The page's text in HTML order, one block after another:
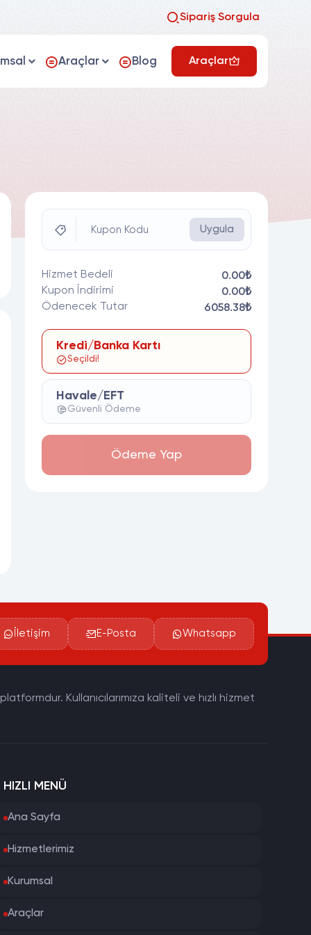
Sipariş Sorgula
Araçlar Blog Araçlar
Kupon Kodu Uygula
Hizmet Bedeli
0.00₺
Kupon İndirimi
0.00₺
Ödenecek Tutar
6058.38₺
Kredi/Banka Kartı
Seçildi!
Havale/EFT
Güvenli Ödeme
Ödeme Yap
İletişim E-Posta Whatsapp
Kullanıcılarımıza kaliteli ve hızlı hizmet
HIZLI MENÜ
Ana Sayfa
Hizmetlerimiz
Kurumsal
Araçlar